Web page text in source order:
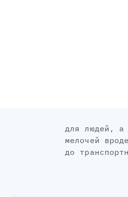
для людей, а не для галочки: без
мелочей
до